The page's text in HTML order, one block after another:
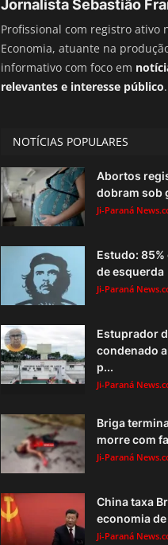
Jornalista Sebastião
Profissional com registro ativo
Economia, atuante na
informativo com foco em
relevantes e interesse público.
NOTÍCIAS POPULARES
Abortos
dobram sob
Ji-Paraná
Estudo:
de esquerda
Ji-Paraná
Estuprador
condenado
p...
Ji-Paraná
Briga
morre com
Ji-Paraná
China taxa
economia
Ji-Paraná